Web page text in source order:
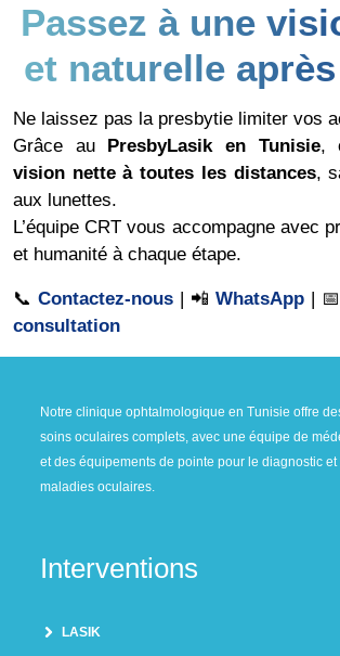
Passez à une
et naturelle
Ne laissez pas la presbytie limiter vos
Grâce au PresbyLasik en Tunisie,
vision nette à toutes les distances,
aux lunettes.
L’équipe CRT vous accompagne avec
et humanité à chaque étape.
📞Contactez-nous | 📲WhatsApp | 📅
consultation
Notre clinique ophtalmologique en Tunisie offre
soins oculaires complets, avec une équipe de
et des équipements de pointe pour le diagnostic
maladies oculaires.
Interventions
LASIK